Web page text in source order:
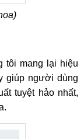
tôi mang lại hiệu
giúp người dùng
tuyệt hảo nhất,